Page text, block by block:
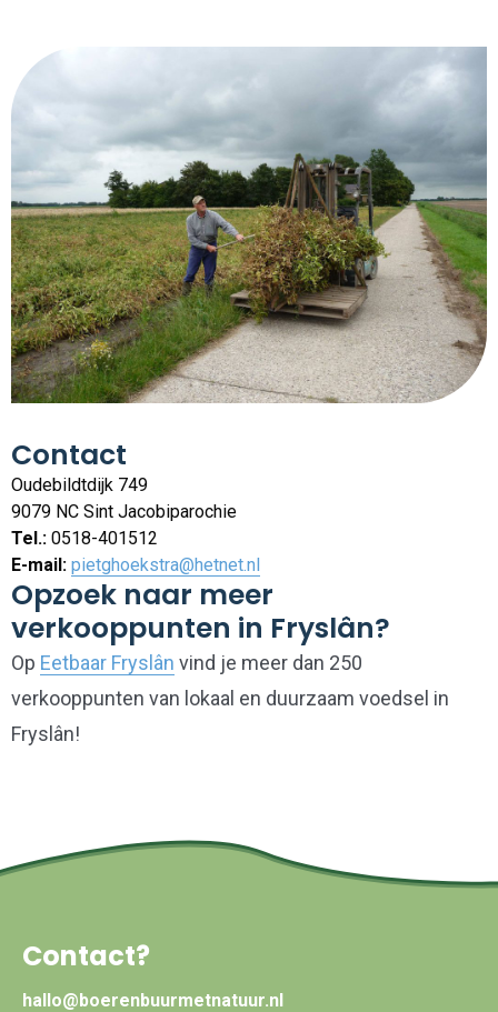
Contact
Oudebildtdijk 749
9079 NC Sint Jacobiparochie
Tel.: 0518-401512
E-mail: pietghoekstra@hetnet.nl
Opzoek naar meer
verkooppunten in Fryslân?
Op Eetbaar Fryslân vind je meer dan 250
verkooppunten van lokaal en duurzaam voedsel in
Fryslân!
Contact?
hallo@boerenbuurmetnatuur.nl